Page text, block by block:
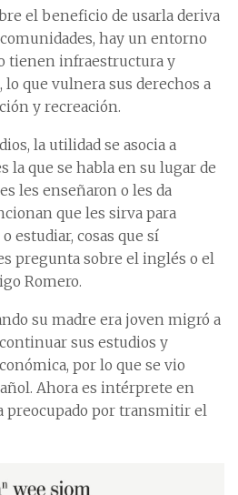
el beneficio de usarla deriva
hay un entorno
tienen infraestructura y
que vulnera sus derechos a
y recreación.
la utilidad se asocia a
la que se habla en su lugar de
les enseñaron o les da
que les sirva para
estudiar, cosas que sí
pregunta sobre el inglés o el
Romero.
su madre era joven migró a
sus estudios y
por lo que se vio
Ahora es intérprete en
preocupado por transmitir el